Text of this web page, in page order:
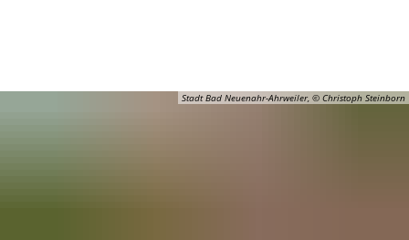
Stadt Bad Neuenahr-Ahrweiler, © Christoph Steinborn